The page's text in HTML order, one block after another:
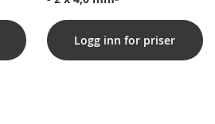
Logg inn for priser